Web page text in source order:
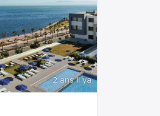
2 ans Il ya